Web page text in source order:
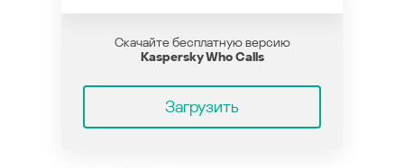
Скачайте бесплатную версию
Kaspersky Who Calls
Загрузить